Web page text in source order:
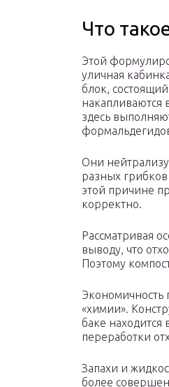
Что
Этой
уличная
блок,
накапливаются
здесь
Они
разных
этой причине
корректно.
Рассматривая
выводу, что
Поэтому
Экономичность
«химии».
баке
переработки
Запахи и
более